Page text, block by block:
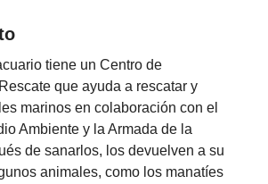
tiene un Centro de
que ayuda a rescatar y
marinos en colaboración con el
Ambiente y la Armada de la
de sanarlos, los devuelven a su
animales, como los manatíes